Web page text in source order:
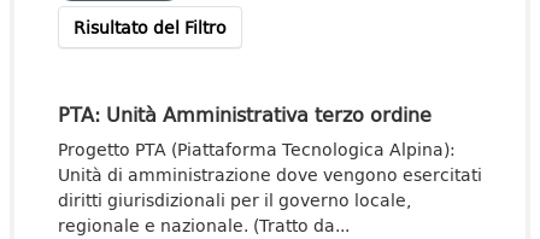
Risultato del Filtro
PTA: Unità Amministrativa terzo ordine
Progetto PTA (Piattaforma Tecnologica Alpina):
Unità di amministrazione dove vengono esercitati
diritti giurisdizionali per il governo locale,
regionale e nazionale. (Tratto da...